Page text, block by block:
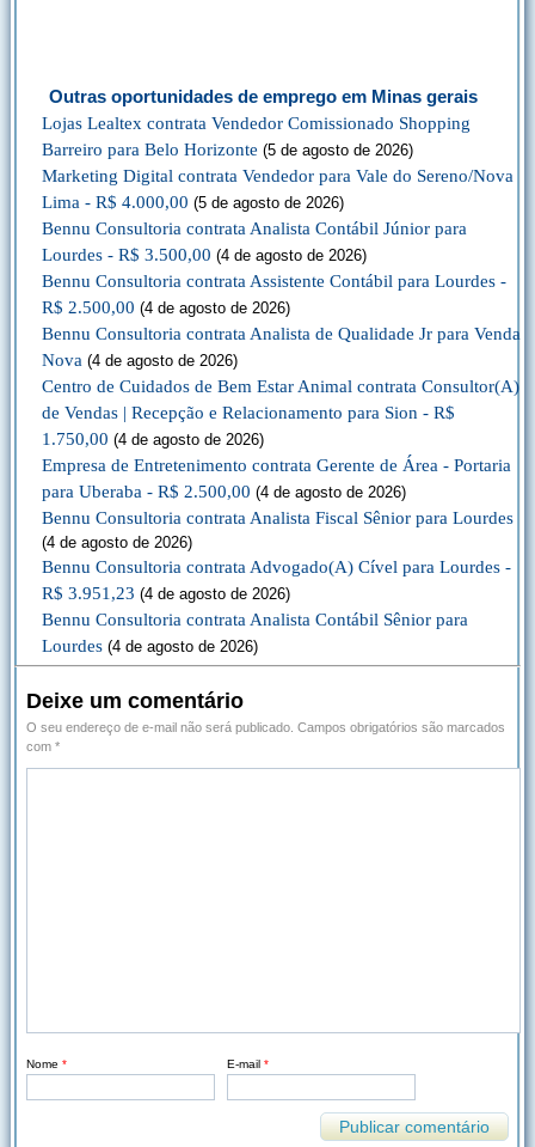
Outras oportunidades de emprego em Minas gerais
Lojas Lealtex contrata Vendedor Comissionado Shopping
Barreiro para Belo Horizonte (5 de agosto de 2026)
Marketing Digital contrata Vendedor para Vale do Sereno/Nova
Lima - R$ 4.000,00 (5 de agosto de 2026)
Bennu Consultoria contrata Analista Contábil Júnior para
Lourdes - R$ 3.500,00 (4 de agosto de 2026)
Bennu Consultoria contrata Assistente Contábil para Lourdes -
R$ 2.500,00 (4 de agosto de 2026)
Bennu Consultoria contrata Analista de Qualidade Jr para Venda
Nova (4 de agosto de 2026)
Centro de Cuidados de Bem Estar Animal contrata Consultor(A)
de Vendas | Recepção e Relacionamento para Sion - R$
1.750,00 (4 de agosto de 2026)
Empresa de Entretenimento contrata Gerente de Área - Portaria
para Uberaba - R$ 2.500,00 (4 de agosto de 2026)
Bennu Consultoria contrata Analista Fiscal Sênior para Lourdes
(4 de agosto de 2026)
Bennu Consultoria contrata Advogado(A) Cível para Lourdes -
R$ 3.951,23 (4 de agosto de 2026)
Bennu Consultoria contrata Analista Contábil Sênior para
Lourdes (4 de agosto de 2026)
Deixe um comentário
O seu endereço de e-mail não será publicado. Campos obrigatórios são marcados
com *
Nome * E-mail *